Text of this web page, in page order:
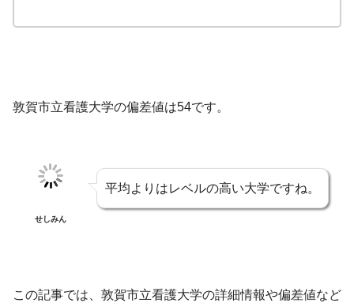
敦賀市立看護大学の偏差値は54です。
せしみん
平均よりはレベルの高い大学ですね。
この記事では、敦賀市立看護大学の詳細情報や偏差値など